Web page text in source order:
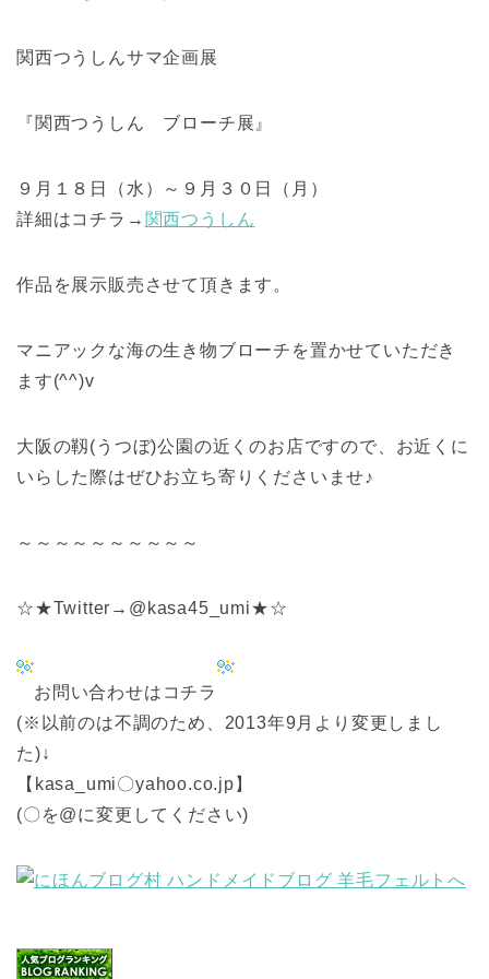
関西つうしんサマ企画展
『関西つうしん ブローチ展』
９月１８日（水）～９月３０日（月）
詳細はコチラ→ 関西つうしん
作品を展示販売させて頂きます。
マニアックな海の生き物ブローチを置かせていただき
ます(^^)v
大阪の靱(うつぼ)公園の近くのお店ですので、お近くに
いらした際はぜひお立ち寄りくださいませ♪
～～～～～～～～～～
☆★Twitter→@kasa45_umi★☆
お問い合わせはコチラ
(※以前のは不調のため、2013年9月より変更しまし
た)↓
【kasa_umi〇yahoo.co.jp】
(〇を@に変更してください)